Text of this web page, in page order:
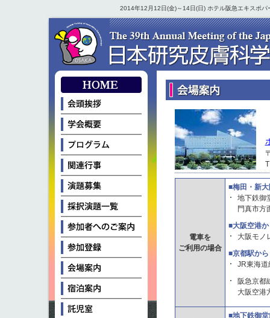
2014年12月12日(金)～14日(日) ホテル阪急エキスポ
電車を
ご利用の場合
■梅田・新
地下鉄御
門真市方
■大阪空港か
大阪モノ
■京都駅から
JR東海道
阪急京都
大阪空港
■地下鉄御